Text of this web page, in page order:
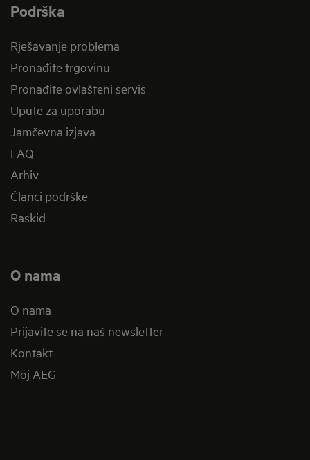
Podrška
Rješavanje problema
Pronađite trgovinu
Pronađite ovlašteni servis
Upute za uporabu
Jamčevna izjava
FAQ
Arhiv
Članci podrške
Raskid
O nama
O nama
Prijavite se na naš newsletter
Kontakt
Moj AEG